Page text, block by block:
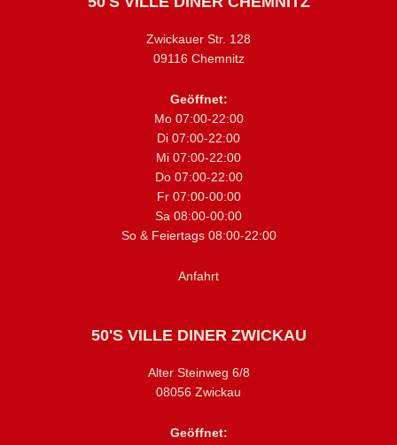
Zwickauer Str. 128
09116 Chemnitz
Geöffnet:
Mo 07:00-22:00
Di 07:00-22:00
Mi 07:00-22:00
Do 07:00-22:00
Fr 07:00-00:00
Sa 08:00-00:00
So & Feiertags 08:00-22:00
Anfahrt
50'S VILLE DINER ZWICKAU
Alter Steinweg 6/8
08056 Zwickau
Geöffnet: